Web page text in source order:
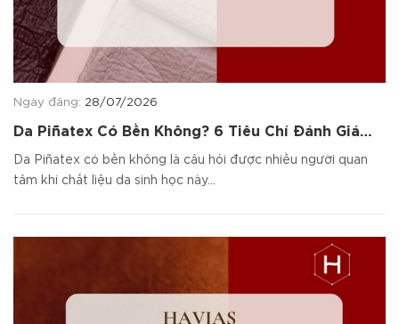
Ngày đăng: 28/07/2026
Da Piñatex Có Bền Không? 6 Tiêu Chí Đánh Giá
Da Piñatex có bền không là câu hỏi được nhiều người quan
tâm khi chất liệu da sinh học này...